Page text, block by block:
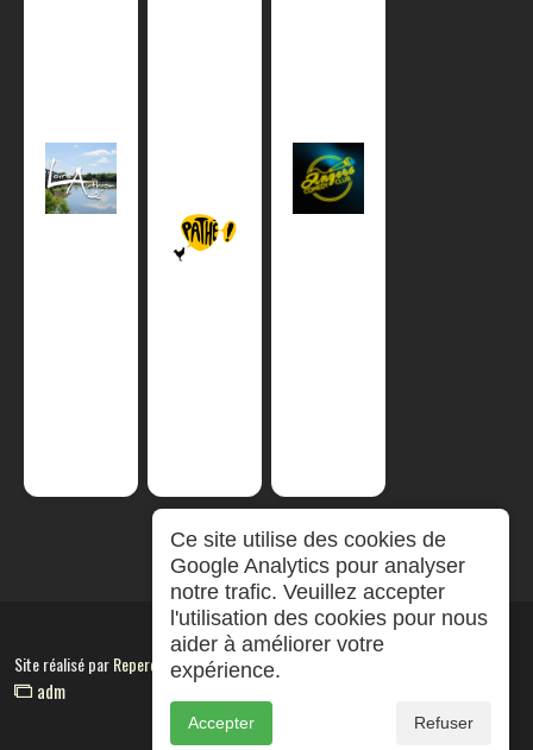
Site réalisé parRepereCom
adm
Ce site utilise des cookies de
Google Analytics pour analyser
notre trafic. Veuillez accepter
l'utilisation des cookies pour nous
aider à améliorer votre
expérience.
Accepter Refuser